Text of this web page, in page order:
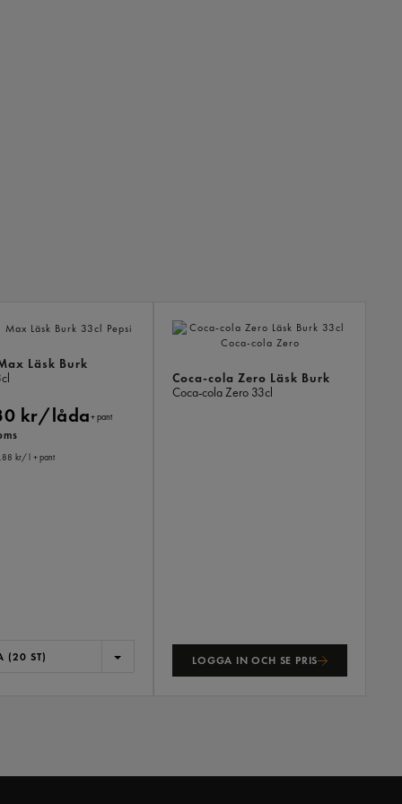
Läsk Burk
kr/låda+ pant
kr/ l + pant
(20 ST)
Coca-cola Zero Läsk Burk
Coca-cola Zero 33cl
LOGGA IN OCH SE PRIS